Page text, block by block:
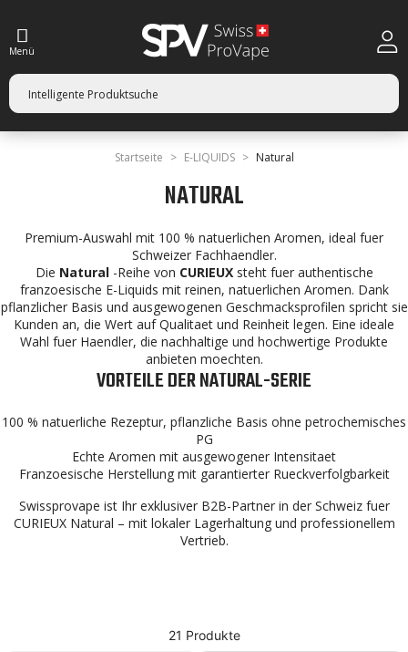
Menü
Startseite E-LIQUIDS Natural
NATURAL
Premium-Auswahl mit 100 % natuerlichen Aromen, ideal fuer
Schweizer Fachhaendler.
Die Natural -Reihe von CURIEUX steht fuer authentische
franzoesische E-Liquids mit reinen, natuerlichen Aromen. Dank
pflanzlicher Basis und ausgewogenen Geschmacksprofilen spricht sie
Kunden an, die Wert auf Qualitaet und Reinheit legen. Eine ideale
Wahl fuer Haendler, die nachhaltige und hochwertige Produkte
anbieten moechten.
VORTEILE DER NATURAL-SERIE
100 % natuerliche Rezeptur, pflanzliche Basis ohne petrochemisches
PG
Echte Aromen mit ausgewogener Intensitaet
Franzoesische Herstellung mit garantierter Rueckverfolgbarkeit
Swissprovape ist Ihr exklusiver B2B-Partner in der Schweiz fuer
CURIEUX Natural – mit lokaler Lagerhaltung und professionellem
Vertrieb.
21 Produkte